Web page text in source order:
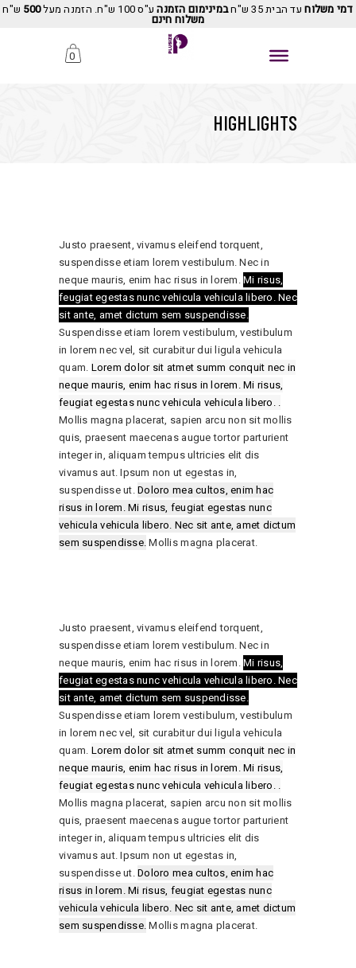
דמי משלוחעד הבית 35 ש"ח במינימום הזמנהע"ס 100 ש"ח. הזמנה מעל 500 ש"ח
משלוח חינם
0
HIGHLIGHTS
Justo praesent, vivamus eleifend torquent,
suspendisse etiam lorem vestibulum. Nec in
neque mauris, enim hac risus in lorem.Mi risus,
feugiat egestas nunc vehicula vehicula libero. Nec
sit ante, amet dictum sem suspendisse.
Suspendisse etiam lorem vestibulum, vestibulum
in lorem nec vel, sit curabitur dui ligula vehicula
quam. Lorem dolor sit atmet summ conquit nec in
neque mauris, enim hac risus in lorem. Mi risus,
feugiat egestas nunc vehicula vehicula libero. .
Mollis magna placerat, sapien arcu non sit mollis
quis, praesent maecenas augue tortor parturient
integer in, aliquam tempus ultricies elit dis
vivamus aut. Ipsum non ut egestas in,
suspendisse ut.Doloro mea cultos, enim hac
risus in lorem. Mi risus, feugiat egestas nunc
vehicula vehicula libero. Nec sit ante, amet dictum
sem suspendisse.Mollis magna placerat.
Justo praesent, vivamus eleifend torquent,
suspendisse etiam lorem vestibulum. Nec in
neque mauris, enim hac risus in lorem.Mi risus,
feugiat egestas nunc vehicula vehicula libero. Nec
sit ante, amet dictum sem suspendisse.
Suspendisse etiam lorem vestibulum, vestibulum
in lorem nec vel, sit curabitur dui ligula vehicula
quam. Lorem dolor sit atmet summ conquit nec in
neque mauris, enim hac risus in lorem. Mi risus,
feugiat egestas nunc vehicula vehicula libero. .
Mollis magna placerat, sapien arcu non sit mollis
quis, praesent maecenas augue tortor parturient
integer in, aliquam tempus ultricies elit dis
vivamus aut. Ipsum non ut egestas in,
suspendisse ut.Doloro mea cultos, enim hac
risus in lorem. Mi risus, feugiat egestas nunc
vehicula vehicula libero. Nec sit ante, amet dictum
sem suspendisse.Mollis magna placerat.